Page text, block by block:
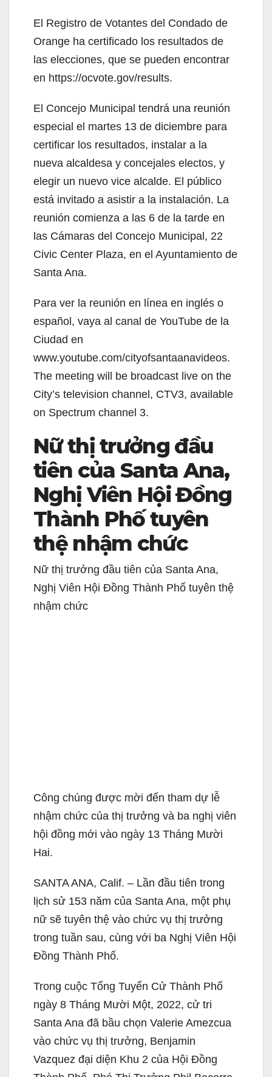
El Registro de Votantes del Condado de
Orange ha certificado los resultados de
las elecciones, que se pueden encontrar
en https://ocvote.gov/results.
El Concejo Municipal tendrá una reunión
especial el martes 13 de diciembre para
certificar los resultados, instalar a la
nueva alcaldesa y concejales electos, y
elegir un nuevo vice alcalde. El público
está invitado a asistir a la instalación. La
reunión comienza a las 6 de la tarde en
las Cámaras del Concejo Municipal, 22
Civic Center Plaza, en el Ayuntamiento de
Santa Ana.
Para ver la reunión en línea en inglés o
español, vaya al canal de YouTube de la
Ciudad en
www.youtube.com/cityofsantaanavideos.
The meeting will be broadcast live on the
City’s television channel, CTV3, available
on Spectrum channel 3.
Nữ thị trưởng đầu
tiên của Santa Ana,
Nghị Viên Hội Đồng
Thành Phố tuyên
thệ nhậm chức
Nữ thị trưởng đầu tiên của Santa Ana,
Nghị Viên Hội Đồng Thành Phố tuyên thệ
nhậm chức
Công chúng được mời đến tham dự lễ
nhậm chức của thị trưởng và ba nghị viên
hội đồng mới vào ngày 13 Tháng Mười
Hai.
SANTA ANA, Calif. – Lần đầu tiên trong
lịch sử 153 năm của Santa Ana, một phụ
nữ sẽ tuyên thệ vào chức vụ thị trưởng
trong tuần sau, cùng với ba Nghị Viên Hội
Đồng Thành Phố.
Trong cuộc Tổng Tuyển Cử Thành Phố
ngày 8 Tháng Mười Một, 2022, cử tri
Santa Ana đã bầu chọn Valerie Amezcua
vào chức vụ thị trưởng, Benjamin
Vazquez đại diện Khu 2 của Hội Đồng